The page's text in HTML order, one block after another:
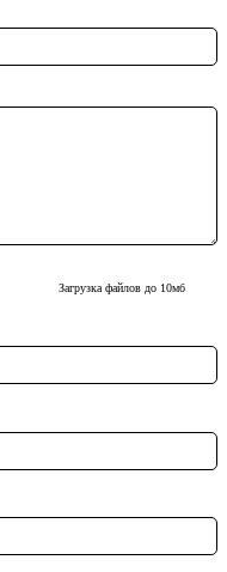
Загрузка файлов до 10мб